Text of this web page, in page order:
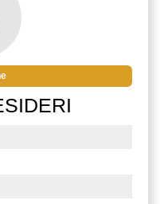
20 appartements du
rénovés en 2015.